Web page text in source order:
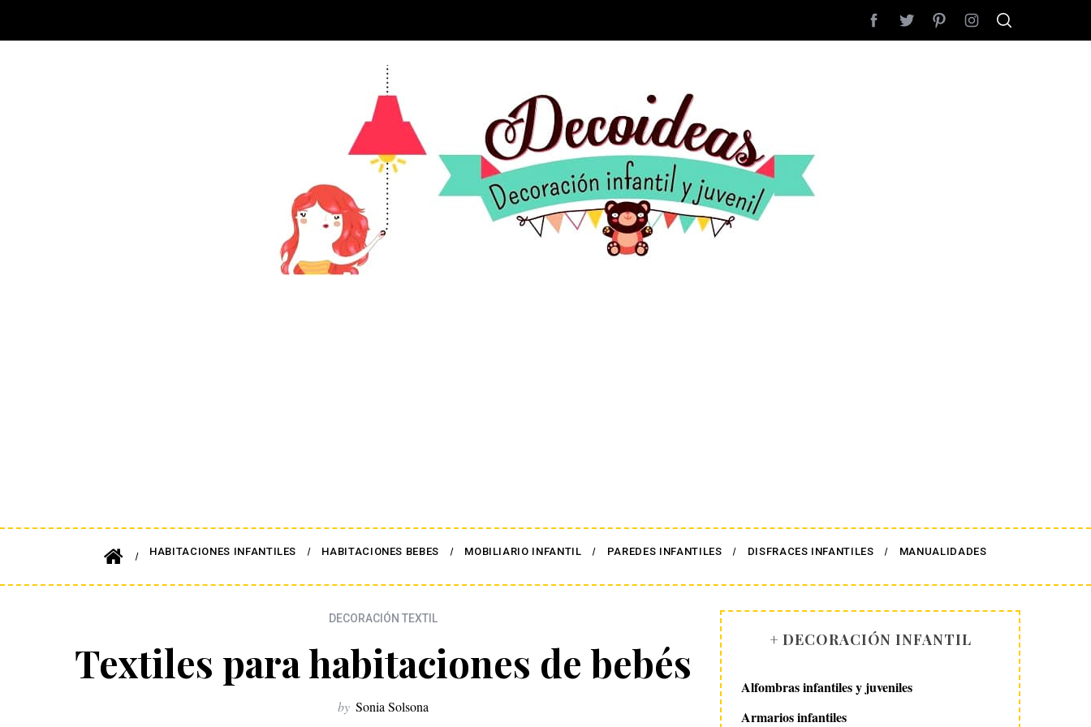
HABITACIONES INFANTILES HABITACIONES BEBES MOBILIARIO INFANTIL PAREDES INFANTILES DISFRACES INFANTILES MANUALIDADES
DECORACIÓN TEXTIL
Textiles para habitaciones de bebés
by Sonia Solsona
+ DECORACIÓN INFANTIL
Alfombras infantiles y juveniles
Armarios infantiles